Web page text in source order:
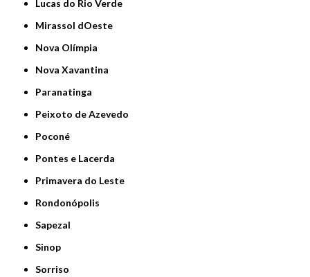
Lucas do Rio Verde
Mirassol dOeste
Nova Olímpia
Nova Xavantina
Paranatinga
Peixoto de Azevedo
Poconé
Pontes e Lacerda
Primavera do Leste
Rondonópolis
Sapezal
Sinop
Sorriso